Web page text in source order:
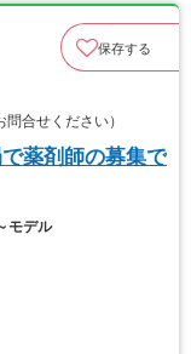
保存する
合せください）
薬剤師の募集で
モデル